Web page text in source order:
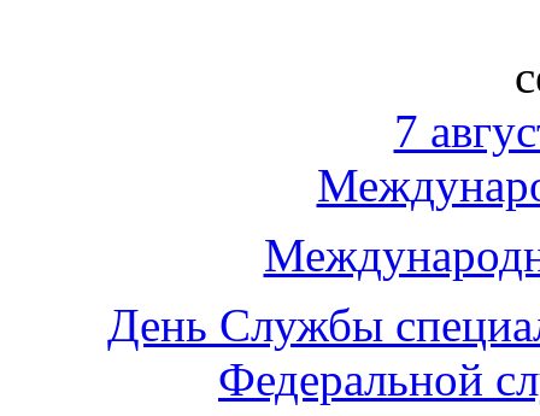
7
День Службы
Федеральной